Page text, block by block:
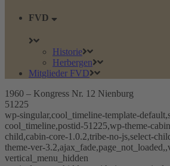
FVD
Historie
Herbergen
Mitglieder FVD
1960 – Kongress Nr. 12 Nienburg
51225
wp-singular,cool_timeline-template-
cool_timeline,postid-51225,wp-theme-
child,cabin-core-1.0.2,tribe-no-js,select-
theme-ver-
vertical_menu_hidden